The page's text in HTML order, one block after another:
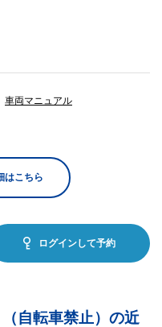
車両マニュアル
はこちら
ログインして予約
自転車禁止）の近